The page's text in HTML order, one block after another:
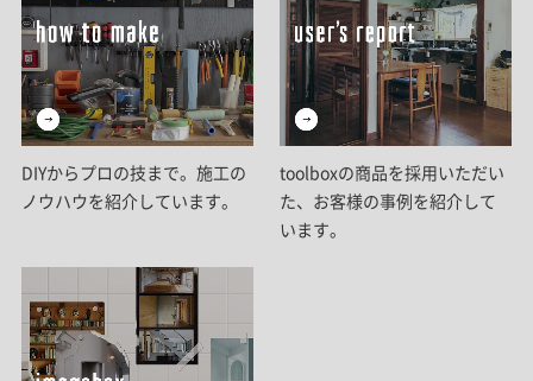
DIYからプロの技まで。施工の
ノウハウを紹介しています。
toolboxの商品を採用いただい
た、お客様の事例を紹介して
います。